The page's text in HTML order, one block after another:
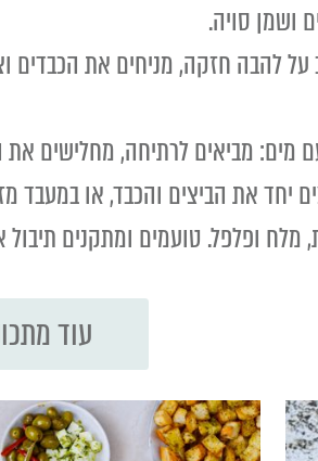
ושמן סויה.
מחלישים את האש ל-10 דקות. שוטפים במים
יחד את הביצים והכבד, או במעבד
מלח ופלפל. טועמים ומתקנים
עוד